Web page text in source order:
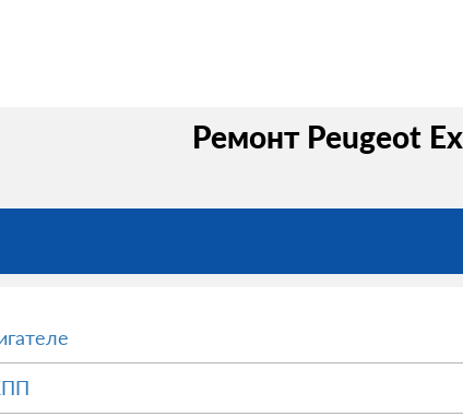
Ремонт Peugeot